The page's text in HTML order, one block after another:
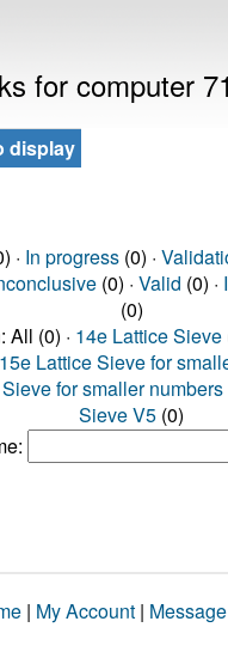
for computer
display
· In progress(0) ·
(0) · Valid (0) ·
(0)
(0) · 14e Lattice Sieve
15e Lattice Sieve for
for smaller numbers
Sieve V5 (0)
| My Account |